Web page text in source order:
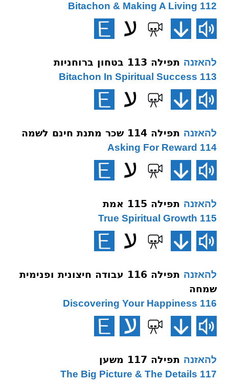
112 Bitachon & Making A Living
להאזנה תפילה 113 בטחון ברוחניות
113 Bitachon In Spiritual Success
להאזנה תפילה 114 שכר מתנת חינם לשמה
114 Asking For Reward
להאזנה תפילה 115 אמת
115 True Spiritual Growth
להאזנה
תפילה 116 עבודה חיצונית ופנימית
שמחה
116 Discovering Your Happiness
להאזנה תפילה 117 משען
117 The Big Picture & The Details